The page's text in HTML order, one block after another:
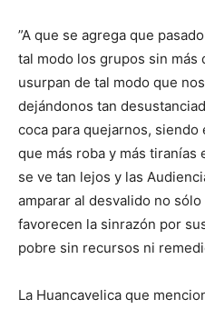
”A que se agrega que
tal modo los grupos sin más
usurpan de tal modo que
dejándonos tan
coca para quejarnos,
que más roba y más tiranías
se ve tan lejos y las
amparar al desvalido no
favorecen la sinrazón por
pobre sin recursos ni
La Huancavelica que